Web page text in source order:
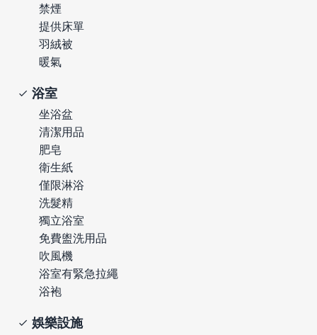
禁煙
提供床單
羽絨被
暖氣
浴室
坐浴盆
清潔用品
肥皂
衛生紙
僅限淋浴
洗髮精
獨立浴室
免費盥洗用品
吹風機
浴室有緊急拉繩
浴袍
娛樂設施